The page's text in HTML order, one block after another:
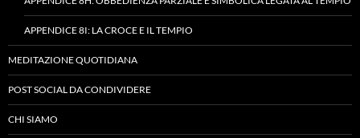
APPENDICE 8I: LA CROCE E IL TEMPIO
MEDITAZIONE QUOTIDIANA
POST SOCIAL DA CONDIVIDERE
CHI SIAMO